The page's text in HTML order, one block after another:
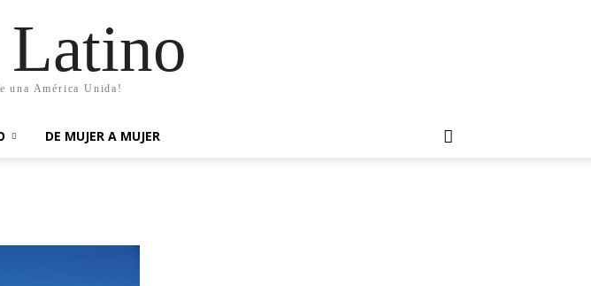
Latino
una América Unida!
DE MUJER A MUJER